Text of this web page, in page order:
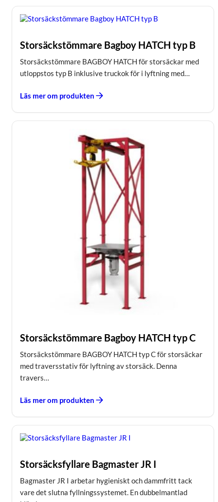
Storsäckstömmare Bagboy HATCH typ B
Storsäckstömmare BAGBOY HATCH för storsäckar med
utloppstos typ B inklusive truckok för i lyftning med…
Läs mer om produkten
Storsäckstömmare Bagboy HATCH typ C
Storsäckstömmare BAGBOY HATCH typ C för storsäckar
med traversstativ för lyftning av storsäck. Denna
travers…
Läs mer om produkten
Storsäcksfyllare Bagmaster JR I
Bagmaster JR I arbetar hygieniskt och dammfritt tack
vare det slutna fyllningssystemet. En dubbelmantlad